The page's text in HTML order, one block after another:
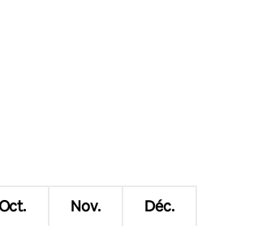
Oct. Nov. Déc.